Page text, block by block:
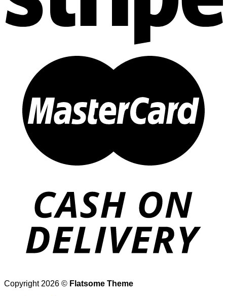
Copyright 2026 © Flatsome Theme